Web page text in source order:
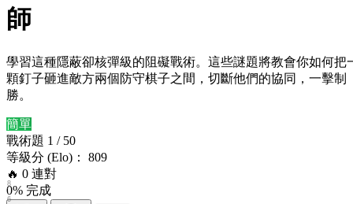
師
學習這種隱蔽卻核彈級的阻礙戰術。這些謎題將教會你如何把
顆釘子砸進敵方兩個防守棋子之間，切斷他們的協同，一擊制
勝。
簡單
戰術題 1 / 50
等級分 (Elo)： 809
🔥 0 連對
0% 完成
6
7
8